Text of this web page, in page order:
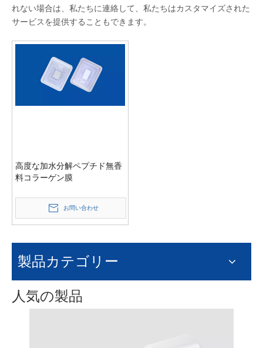
れない場合は、私たちに連絡して、私たちはカスタマイズされた
サービスを提供することもできます。
高度な加水分解ペプチド無香
料コラーゲン膜
お問い合わせ
製品カテゴリー
人気の製品